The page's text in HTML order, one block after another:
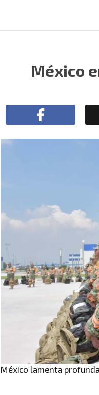
México
México lamenta